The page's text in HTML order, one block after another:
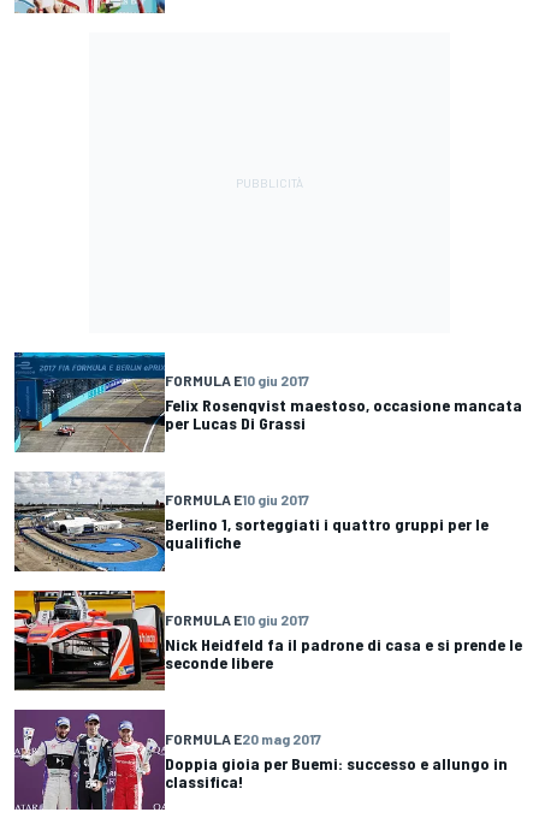
FORMULA E10 giu 2017
Felix Rosenqvist maestoso, occasione mancata
per Lucas Di Grassi
FORMULA E10 giu 2017
Berlino 1, sorteggiati i quattro gruppi per le
qualifiche
FORMULA E10 giu 2017
Nick Heidfeld fa il padrone di casa e si prende le
seconde libere
FORMULA E20 mag 2017
Doppia gioia per Buemi: successo e allungo in
classifica!